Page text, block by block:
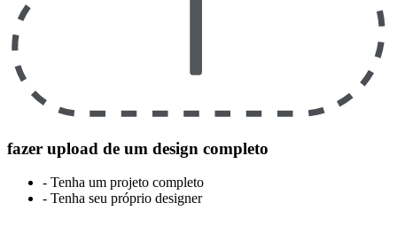
fazer upload de um design completo
- Tenha um projeto completo
- Tenha seu próprio designer